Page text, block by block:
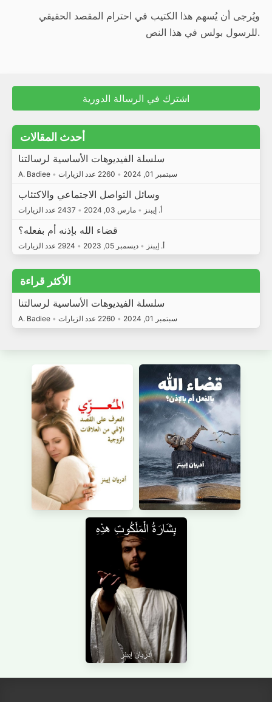
ويُرجى أن يُسهم هذا الكتيب في احترام المقصد الحقيقي
للرسول بولس في هذا النص.
اشترك في الرسالة الدورية
أحدث المقالات
سلسلة الفيديوهات الأساسية لرسالتنا
A. Badiee • سبتمبر 01, 2024 •
وسائل التواصل الاجتماعي والاكتئاب
أ. إيبنز • مارس 03, 2024 •
قضاء الله بإذنه أم بفعله؟
أ. إيبنز • ديسمبر 05, 2023 •
الأكثر قراءة
سلسلة الفيديوهات الأساسية لرسالتنا
A. Badiee • سبتمبر 01, 2024 •